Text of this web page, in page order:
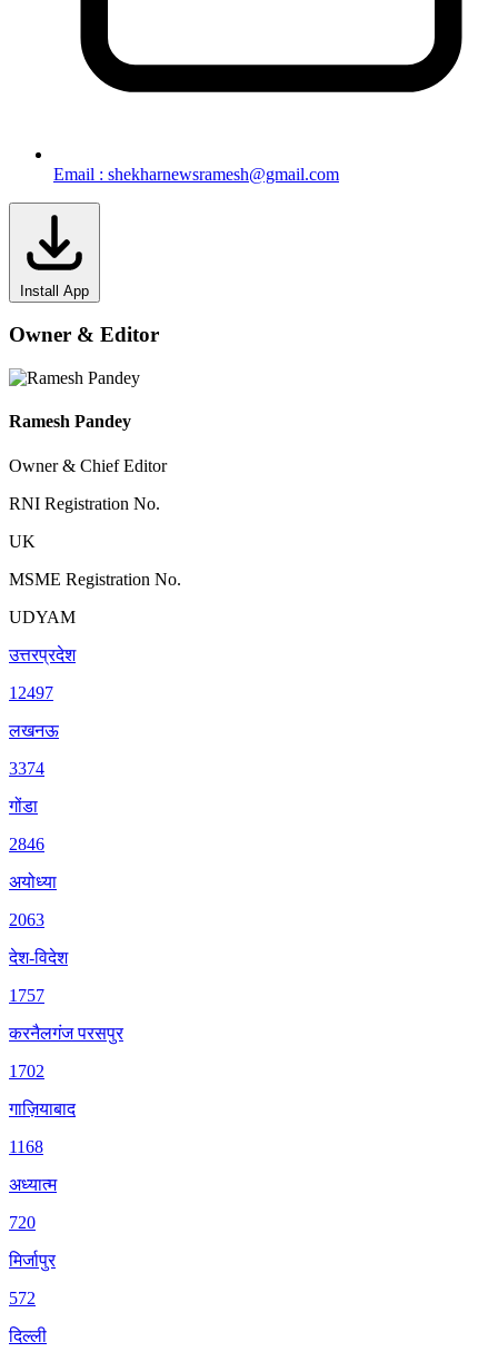
Email : shekharnewsramesh@gmail.com
Install App
Owner & Editor
Ramesh Pandey
Owner & Chief Editor
RNI Registration No.
UK
MSME Registration No.
UDYAM
उत्तरप्रदेश
12497
लखनऊ
3374
गोंडा
2846
अयोध्या
2063
देश-विदेश
1757
करनैलगंज परसपुर
1702
गाज़ियाबाद
1168
अध्यात्म
720
मिर्जापुर
572
दिल्ली